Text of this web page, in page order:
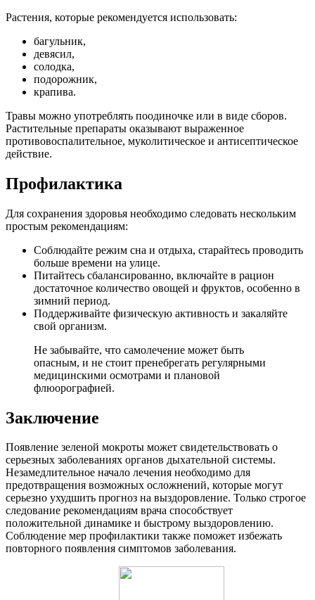
Растения, которые рекомендуется использовать:
багульник,
девясил,
солодка,
подорожник,
крапива.
Травы можно употреблять поодиночке или в виде сборов.
Растительные препараты оказывают выраженное
противовоспалительное, муколитическое и антисептическое
действие.
Профилактика
Для сохранения здоровья необходимо следовать нескольким
простым рекомендациям:
Соблюдайте режим сна и отдыха, старайтесь проводить
больше времени на улице.
Питайтесь сбалансированно, включайте в рацион
достаточное количество овощей и фруктов, особенно в
зимний период.
Поддерживайте физическую активность и закаляйте
свой организм.
Не забывайте, что самолечение может быть
опасным, и не стоит пренебрегать регулярными
медицинскими осмотрами и плановой
флюорографией.
Заключение
Появление зеленой мокроты может свидетельствовать о
серьезных заболеваниях органов дыхательной системы.
Незамедлительное начало лечения необходимо для
предотвращения возможных осложнений, которые могут
серьезно ухудшить прогноз на выздоровление. Только строгое
следование рекомендациям врача способствует
положительной динамике и быстрому выздоровлению.
Соблюдение мер профилактики также поможет избежать
повторного появления симптомов заболевания.